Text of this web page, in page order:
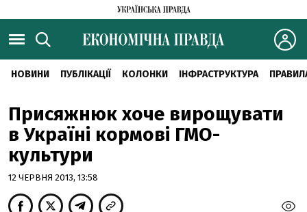
НОВИНИ ПУБЛІКАЦІЇ КОЛОНКИ ІНФРАСТРУКТУРА
Присяжнюк хоче вирощувати
в Україні кормові ГМО-
культури
12 ЧЕРВНЯ 2013, 13:58